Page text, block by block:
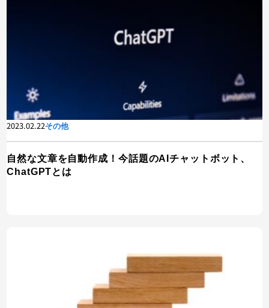
2023.02.22その他
自然な文章を自動作成！今話題のAIチャットボット、
ChatGPTとは